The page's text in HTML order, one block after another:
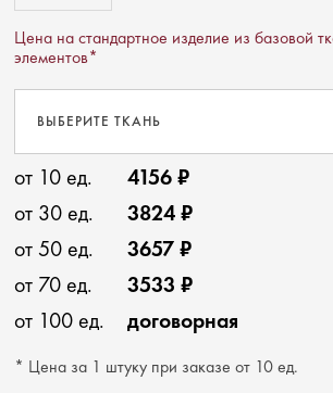
Цена на стандартное изделие из базовой
элементов*
ВЫБЕРИТЕ ТКАНЬ
от 10 ед.
4156 ₽
от 30 ед.
3824 ₽
от 50 ед.
3657 ₽
от 70 ед.
3533 ₽
от 100 ед.
договорная
* Цена за 1 штуку при заказе от 10 ед.